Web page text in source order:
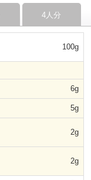
4人分
100g
6g
5g
2g
2g